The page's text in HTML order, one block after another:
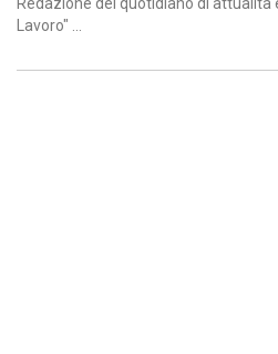
Lavoro" ...